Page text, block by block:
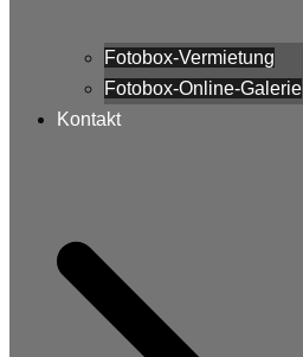
Fotobox-Vermietung
Fotobox-Online-Galerie
Kontakt